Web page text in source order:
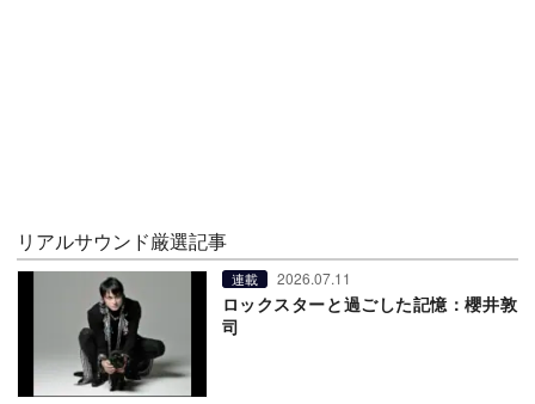
リアルサウンド厳選記事
連載 2026.07.11
ロックスターと過ごした記憶：櫻井敦
司